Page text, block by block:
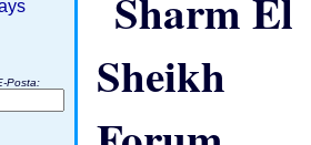
Posta: